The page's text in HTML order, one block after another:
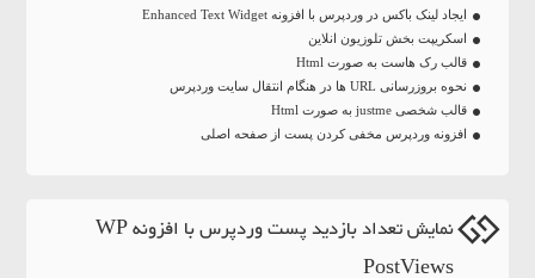
ایجاد لینک باکس در وردپرس با افزونه Enhanced Text Widget
اسکریپت بخش تلوزیون انلاین
قالب رک هاست به صورت Html
نحوه بروزرسانی URL ها در هنگام انتقال سایت وردپرس
قالب شخصی justme به صورت Html
افزونه وردپرس مخفی کردن پست از صفحه اصلی
نمایش تعداد بازدید پست وردپرس با افزونه WP
PostViews